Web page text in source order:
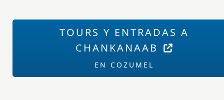
TOURS Y ENTRADAS A
CHANKANAAB
EN COZUMEL